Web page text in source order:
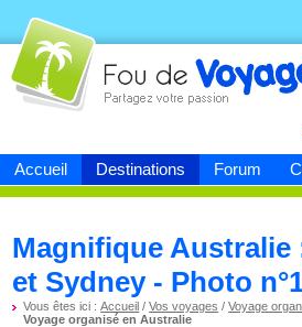
Accueil Destinations Forum
Fou devoyage
Magnifique Australie
et Sydney - Photo
Vous êtes ici :Accueil /Vos voyages /Voyage
Voyage organisé en Australie